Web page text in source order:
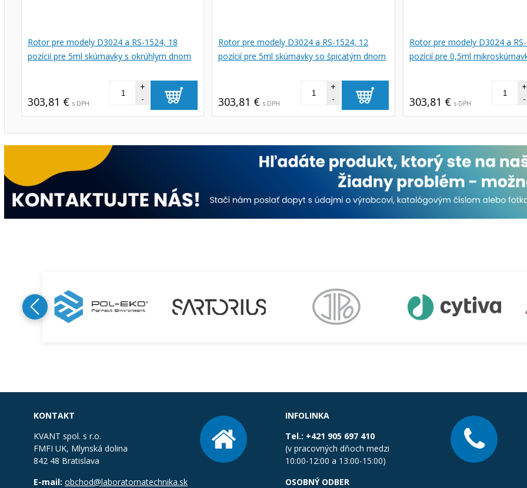
Rotor pre modely D3024 a RS-1524, 18
pozícií pre 5ml skúmavky s okrúhlym dnom
303,81 € s DPH -
+
Rotor pre modely D3024 a RS-1524, 12
pozícií pre 5ml skúmavky so špicatým dnom
303,81 € s DPH -
+
Rotor pre modely D3024 a
pozícií pre 0,5ml
303,81 € s DPH -
+
KONTAKT
KVANT spol. s r.o.
FMFI UK, Mlynská dolina
842 48 Bratislava
E-mail: obchod@laboratornatechnika.sk
INFOLINKA
Tel.: +421 905 697 410
(v pracovných dňoch medzi
10:00-12:00 a 13:00-15:00)
OSOBNÝ ODBER